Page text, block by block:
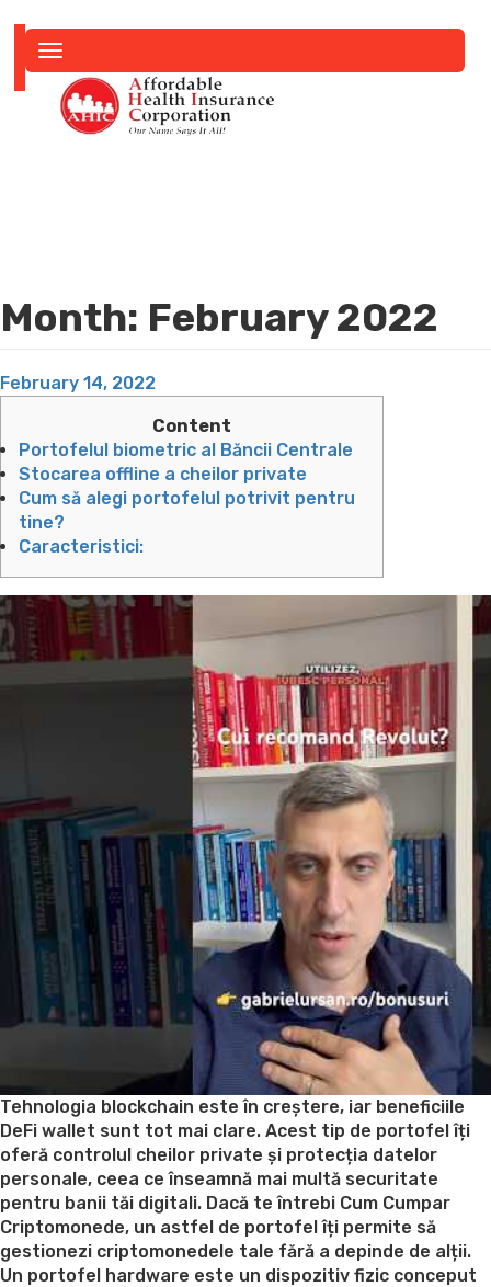
navigation
Month: February 2022
Posted
February 14, 2022
Content
Portofelul biometric al Băncii Centrale
Stocarea offline a cheilor private
Cum să alegi portofelul potrivit pentru
tine?
Caracteristici:
Tehnologia blockchain este în creștere, iar beneficiile
DeFi wallet sunt tot mai clare. Acest tip de portofel îți
oferă controlul cheilor private și protecția datelor
personale, ceea ce înseamnă mai multă securitate
pentru banii tăi digitali. Dacă te întrebi Cum Cumpar
Criptomonede, un astfel de portofel îți permite să
gestionezi criptomonedele tale fără a depinde de alții.
Un portofel hardware este un dispozitiv fizic conceput